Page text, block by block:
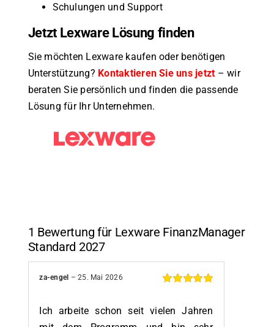
Schulungen und Support
Jetzt Lexware Lösung finden
Sie möchten Lexware kaufen oder benötigen
Unterstützung? Kontaktieren Sie uns jetzt – wir
beraten Sie persönlich und finden die passende
Lösung für Ihr Unternehmen.
1 Bewertung für Lexware FinanzManager
Standard 2027
za-engel – 25. Mai 2026
Ich arbeite schon seit vielen Jahren